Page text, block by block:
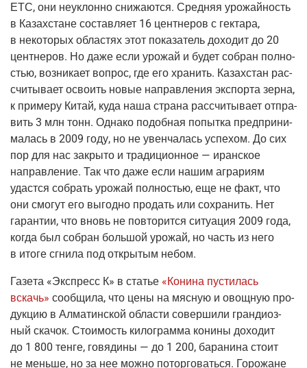
ЕТС, они неуклон­но сни­жа­ют­ся. Сред­няя уро­жай­ность
в Казах­стане состав­ля­ет 16 цент­не­ров с гек­та­ра,
в неко­то­рых обла­стях этот пока­за­тель дохо­дит до 20
цент­не­ров. Но даже если уро­жай и будет собран пол­но­
стью, воз­ни­ка­ет вопрос, где его хра­нить. Казах­стан рас­
счи­ты­ва­ет осво­ить новые направ­ле­ния экс­пор­та зер­на,
к при­ме­ру Китай, куда наша стра­на рас­счи­ты­ва­ет отпра­
вить 3 млн тонн. Одна­ко подоб­ная попыт­ка пред­при­ни­
ма­лась в 2009 году, но не увен­ча­лась успе­хом. До сих
пор для нас закры­то и тра­ди­ци­он­ное — иран­ское
направ­ле­ние. Так что даже если нашим агра­ри­ям
удаст­ся собрать уро­жай пол­но­стью, еще не факт, что
они смо­гут его выгод­но про­дать или сохра­нить. Нет
гаран­тии, что вновь не повто­рит­ся ситу­а­ция 2009 года,
когда был собран боль­шой уро­жай, но часть из него
в ито­ге сгни­ла под откры­тым небом.
Газе­та «Экс­пресс К» в ста­тье «Кони­на пусти­лась
вскачь» сооб­щи­ла, что цены на мяс­ную и овощ­ную про­
дук­цию в Алма­тин­ской обла­сти совер­ши­ли гран­ди­оз­
ный ска­чок. Сто­и­мость кило­грам­ма кони­ны дохо­дит
до 1 800 тен­ге, говя­ди­ны — до 1 200, бара­ни­на сто­ит
не мень­ше, но за нее мож­но потор­го­вать­ся. Горо­жане